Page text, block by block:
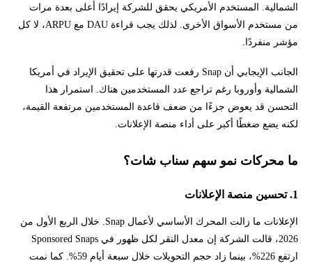
الشمالية. المستخدم الأمريكي يحقق للشركة إيرادًا أعلى بعدة مرات
من مستخدم الأسواق الأخرى. لذلك يجب قراءة DAU مع ARPU، لا كل
مؤشر منفردًا.
الجانب الإيجابي أن Snap رفعت قدرتها على تحقيق الإيراد في أمريكا
الشمالية وأوروبا رغم تراجع عدد المستخدمين هناك. استمرار هذا
التحسن قد يعوض جزءًا من ضعف قاعدة المستخدمين مرتفعة القيمة،
لكنه يضع ضغطًا أكبر على أداء منصة الإعلانات.
ما محركات نمو سهم سناب شات؟
1. تحسين منصة الإعلانات
الإعلانات ما زالت المحرك الأساسي لأعمال Snap. خلال الربع الأول من
2026، قالت الشركة إن معدل النقر لكل ظهور في Sponsored Snaps
ارتفع 226%، بينما زاد حجم التحويلات خلال سبعة أيام 59%. كما نمت